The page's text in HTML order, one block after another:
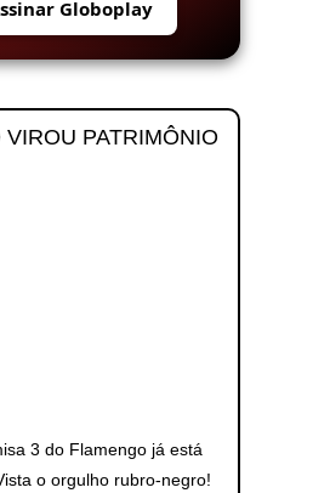
Globoplay
PATRIMÔNIO
3 do Flamengo já está
o orgulho rubro-negro!